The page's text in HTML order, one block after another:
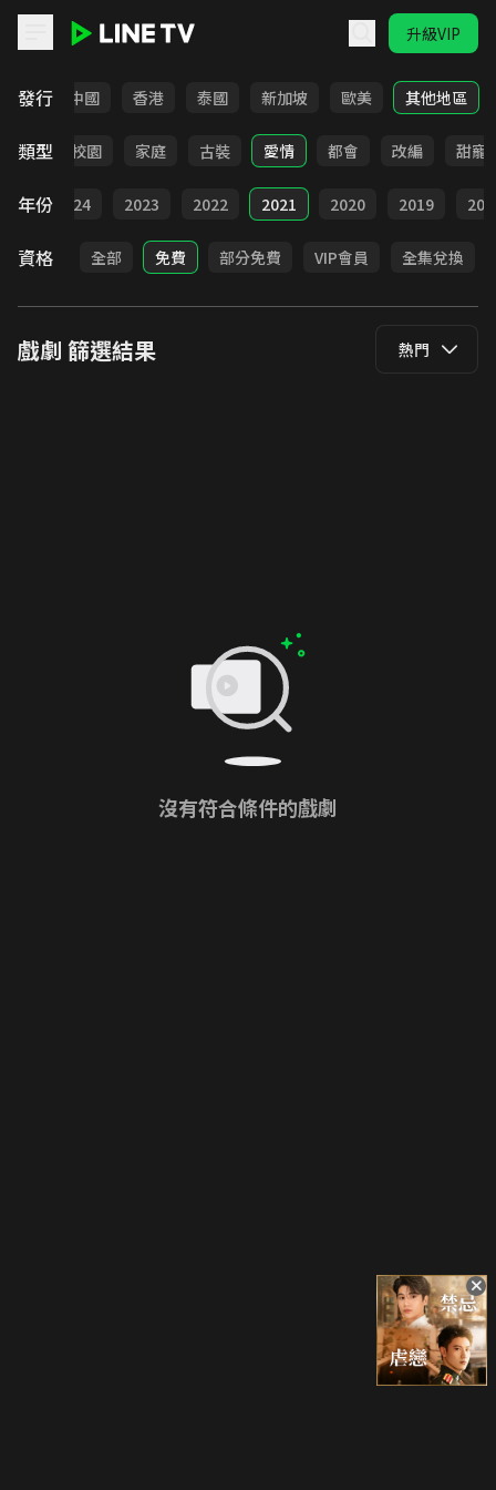
升級VIP
發行
韓國 中國 香港 泰國 新加坡 歐美 其他地區
類型
職場 校園 家庭 古裝 愛情 都會 改編 甜寵
年份 2024 2023 2022 2021 2020 2019
資格 全部 免費 部分免費 VIP會員 全集兌換
戲劇 篩選結果 熱門
沒有符合條件的戲劇